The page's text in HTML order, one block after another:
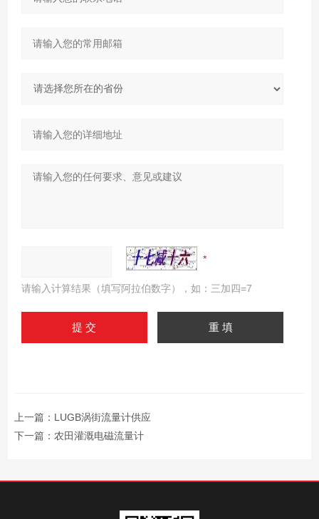
请输入计算结果（填写阿拉伯数字），如：三加四=7
上一篇： LUGB涡街流量计供应
下一篇： 农田灌溉电磁流量计